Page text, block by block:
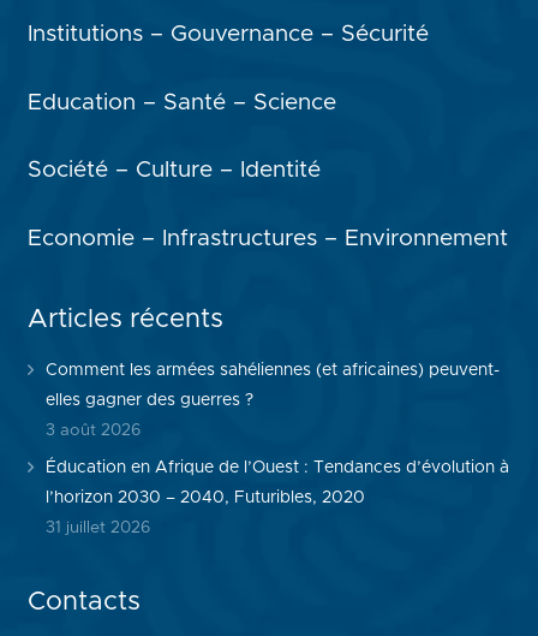
Institutions – Gouvernance – Sécurité
Education – Santé – Science
Société – Culture – Identité
Economie – Infrastructures – Environnement
Articles récents
Comment les armées sahéliennes (et africaines) peuvent-
elles gagner des guerres ?
3 août 2026
Éducation en Afrique de l’Ouest : Tendances d’évolution à
l’horizon 2030 – 2040, Futuribles, 2020
31 juillet 2026
Contacts